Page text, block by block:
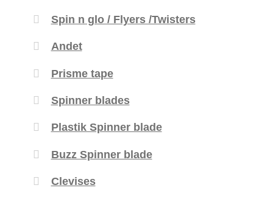
Spin n glo / Flyers /Twisters
Andet
Prisme tape
Spinner blades
Plastik Spinner blade
Buzz Spinner blade
Clevises